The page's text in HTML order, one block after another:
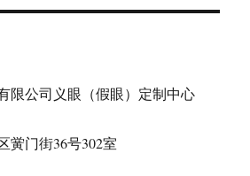
限公司义眼（假眼）定制中心
黉门街36号302室